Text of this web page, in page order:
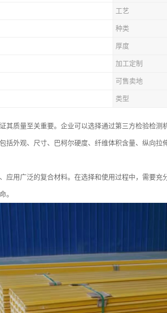
工艺
种类
厚度
加工定制
可售卖地
类型
其质量至关重要。企业可以选择通过第三方检验检
括外观、尺寸、巴柯尔硬度、纤维体积含量、纵向
应用广泛的复合材料。在选择和使用过程中，需要
。